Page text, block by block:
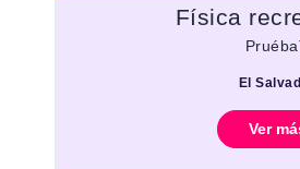
Física
El
Ver